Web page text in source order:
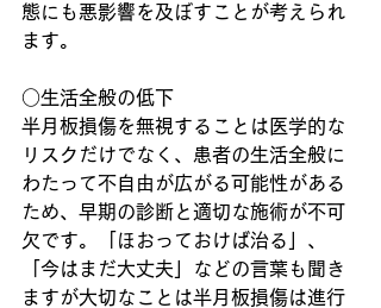
態にも悪影響を及ぼすことが考えられ
ます。
○生活全般の低下
半月板損傷を無視することは医学的な
リスクだけでなく、患者の生活全般に
わたって不自由が広がる可能性がある
ため、早期の診断と適切な施術が不可
欠です。「ほおっておけば治る」、
「今はまだ大丈夫」などの言葉も聞き
ますが大切なことは半月板損傷は進行